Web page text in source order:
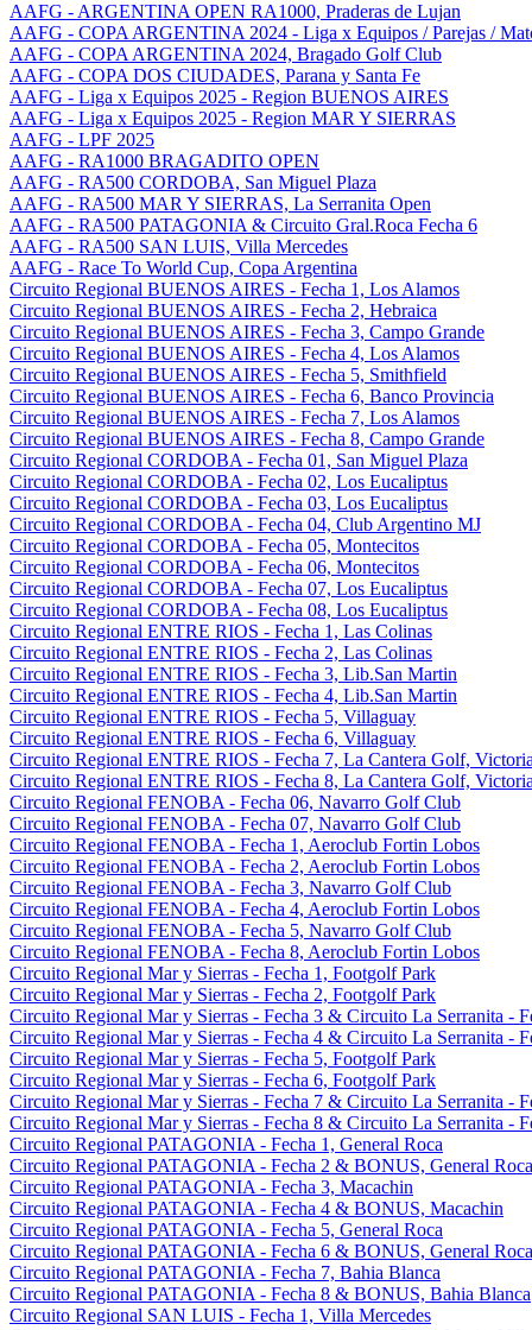
AAFG - ARGENTINA OPEN RA1000, Praderas de Lujan
AAFG - COPA ARGENTINA 2024 - Liga x Equipos / Parejas /
AAFG - COPA ARGENTINA 2024, Bragado Golf Club
AAFG - COPA DOS CIUDADES, Parana y Santa Fe
AAFG - Liga x Equipos 2025 - Region BUENOS AIRES
AAFG - Liga x Equipos 2025 - Region MAR Y SIERRAS
AAFG - LPF 2025
AAFG - RA1000 BRAGADITO OPEN
AAFG - RA500 CORDOBA, San Miguel Plaza
AAFG - RA500 MAR Y SIERRAS, La Serranita Open
AAFG - RA500 PATAGONIA & Circuito Gral.Roca Fecha 6
AAFG - RA500 SAN LUIS, Villa Mercedes
AAFG - Race To World Cup, Copa Argentina
Circuito Regional BUENOS AIRES - Fecha 1, Los Alamos
Circuito Regional BUENOS AIRES - Fecha 2, Hebraica
Circuito Regional BUENOS AIRES - Fecha 3, Campo Grande
Circuito Regional BUENOS AIRES - Fecha 4, Los Alamos
Circuito Regional BUENOS AIRES - Fecha 5, Smithfield
Circuito Regional BUENOS AIRES - Fecha 6, Banco Provincia
Circuito Regional BUENOS AIRES - Fecha 7, Los Alamos
Circuito Regional BUENOS AIRES - Fecha 8, Campo Grande
Circuito Regional CORDOBA - Fecha 01, San Miguel Plaza
Circuito Regional CORDOBA - Fecha 02, Los Eucaliptus
Circuito Regional CORDOBA - Fecha 03, Los Eucaliptus
Circuito Regional CORDOBA - Fecha 04, Club Argentino MJ
Circuito Regional CORDOBA - Fecha 05, Montecitos
Circuito Regional CORDOBA - Fecha 06, Montecitos
Circuito Regional CORDOBA - Fecha 07, Los Eucaliptus
Circuito Regional CORDOBA - Fecha 08, Los Eucaliptus
Circuito Regional ENTRE RIOS - Fecha 1, Las Colinas
Circuito Regional ENTRE RIOS - Fecha 2, Las Colinas
Circuito Regional ENTRE RIOS - Fecha 3, Lib.San Martin
Circuito Regional ENTRE RIOS - Fecha 4, Lib.San Martin
Circuito Regional ENTRE RIOS - Fecha 5, Villaguay
Circuito Regional ENTRE RIOS - Fecha 6, Villaguay
Circuito Regional ENTRE RIOS - Fecha 7, La Cantera Golf, Victoria
Circuito Regional ENTRE RIOS - Fecha 8, La Cantera Golf, Victoria
Circuito Regional FENOBA - Fecha 06, Navarro Golf Club
Circuito Regional FENOBA - Fecha 07, Navarro Golf Club
Circuito Regional FENOBA - Fecha 1, Aeroclub Fortin Lobos
Circuito Regional FENOBA - Fecha 2, Aeroclub Fortin Lobos
Circuito Regional FENOBA - Fecha 3, Navarro Golf Club
Circuito Regional FENOBA - Fecha 4, Aeroclub Fortin Lobos
Circuito Regional FENOBA - Fecha 5, Navarro Golf Club
Circuito Regional FENOBA - Fecha 8, Aeroclub Fortin Lobos
Circuito Regional Mar y Sierras - Fecha 1, Footgolf Park
Circuito Regional Mar y Sierras - Fecha 2, Footgolf Park
Circuito Regional Mar y Sierras - Fecha 3 & Circuito La Serranita -
Circuito Regional Mar y Sierras - Fecha 4 & Circuito La Serranita -
Circuito Regional Mar y Sierras - Fecha 5, Footgolf Park
Circuito Regional Mar y Sierras - Fecha 6, Footgolf Park
Circuito Regional Mar y Sierras - Fecha 7 & Circuito La Serranita -
Circuito Regional Mar y Sierras - Fecha 8 & Circuito La Serranita -
Circuito Regional PATAGONIA - Fecha 1, General Roca
Circuito Regional PATAGONIA - Fecha 2 & BONUS, General Roca
Circuito Regional PATAGONIA - Fecha 3, Macachin
Circuito Regional PATAGONIA - Fecha 4 & BONUS, Macachin
Circuito Regional PATAGONIA - Fecha 5, General Roca
Circuito Regional PATAGONIA - Fecha 6 & BONUS, General Roca
Circuito Regional PATAGONIA - Fecha 7, Bahia Blanca
Circuito Regional PATAGONIA - Fecha 8 & BONUS, Bahia Blanca
Circuito Regional SAN LUIS - Fecha 1, Villa Mercedes